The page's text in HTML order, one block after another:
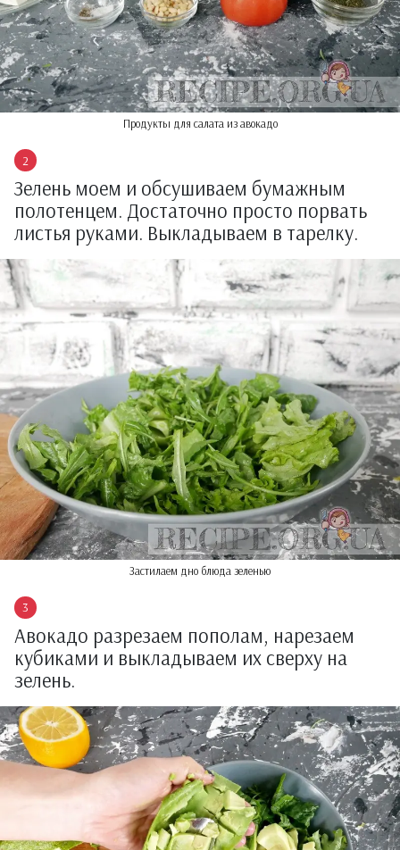
Продукты для салата из авокадо
Зелень моем и обсушиваем бумажным
полотенцем. Достаточно просто порвать
листья руками. Выкладываем в тарелку.
Застилаем дно блюда зеленью
Авокадо разрезаем пополам, нарезаем
кубиками и выкладываем их сверху на
зелень.